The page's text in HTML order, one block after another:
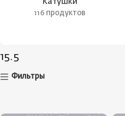
Катушки
116 продуктов
15.5
Фильтры